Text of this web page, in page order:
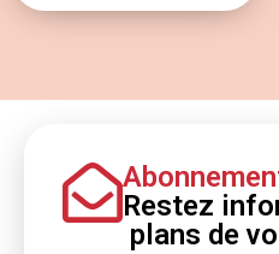
Restez
plans de